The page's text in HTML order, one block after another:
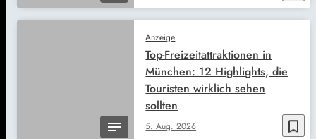
bookmark_border
Anzeige
5. Aug. 2026
Top-Freizeitattraktionen in
München: 12 Highlights, die
Touristen wirklich sehen
sollten